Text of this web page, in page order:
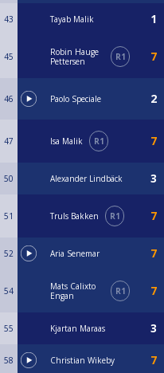
43 Tayab Malik
45
Robin Hauge
Pettersen
R1
46 Paolo Speciale
47 Isa Malik R1
50 Alexander Lindbäck
51 Truls Bakken R1
52 Aria Senemar
54
Mats Calixto
Engan
R1
55 Kjartan Maraas
58 Christian Wikeby